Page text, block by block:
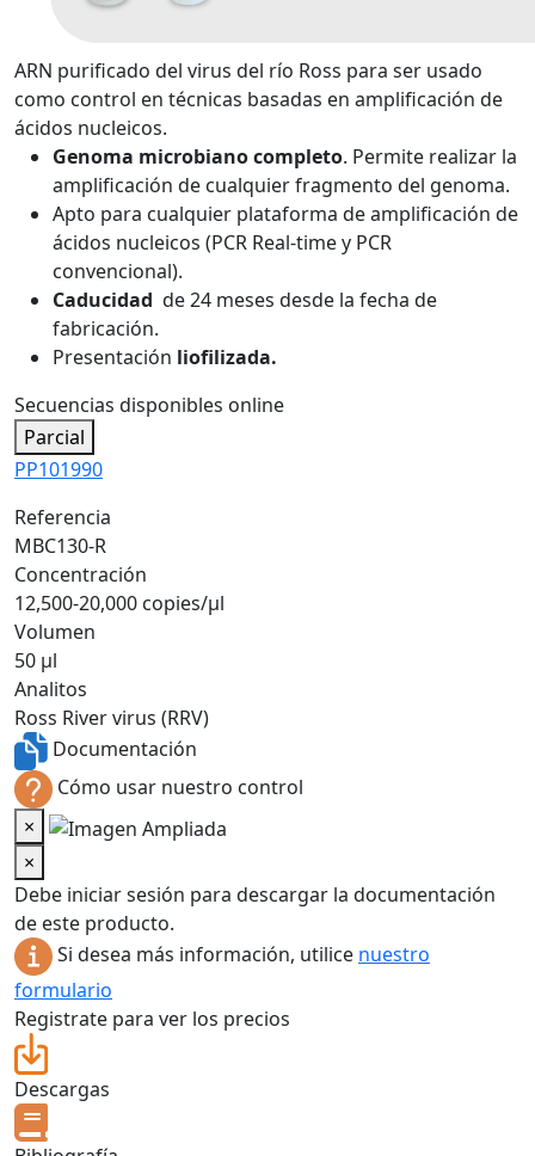
ARN purificado del virus del río Ross para ser usado
como control en técnicas basadas en amplificación de
ácidos nucleicos.
Genoma microbiano completo. Permite realizar la
amplificación de cualquier fragmento del genoma.
Apto para cualquier plataforma de amplificación de
ácidos nucleicos (PCR Real-time y PCR
convencional).
Caducidad de 24 meses desde la fecha de
fabricación.
Presentación liofilizada.
Secuencias disponibles online
Parcial
PP101990
Referencia
MBC130-R
Concentración
12,500-20,000 copies/µl
Volumen
50 µl
Analitos
Ross River virus (RRV)
Documentación
Cómo usar nuestro control
×
×
Debe iniciar sesión para descargar la documentación
de este producto.
Si desea más información, utilice nuestro
formulario
Registrate para ver los precios
Descargas